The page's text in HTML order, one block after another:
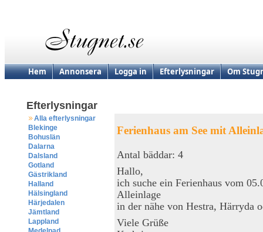
Hem Annonsera Logga in Efterlysningar Om
Efterlysningar
Alla efterlysningar
Blekinge
Bohuslän
Dalarna
Dalsland
Gotland
Gästrikland
Halland
Hälsingland
Härjedalen
Jämtland
Lappland
Ferienhaus am See mit
Antal bäddar: 4
Hallo,
ich suche ein Ferienhaus vom
Alleinlage
in der nähe von Hestra, Härryda
Viele Grüße